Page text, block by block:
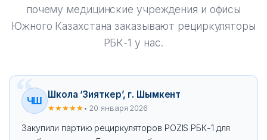
почему медицинские учреждения и офисы
Южного Казахстана заказывают рециркуляторы
РБК-1 у нас.
ЧШ
Школа ‘Зияткер’, г. Шымкент
★★★★★ • 20 января 2026
Закупили партию рециркуляторов POZIS РБК-1 для